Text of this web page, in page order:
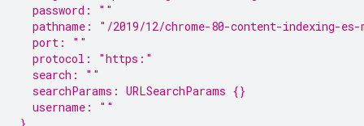
  password: ""
pathname: "/2019/12/chrome-80-content-indexing-
  port: ""
  protocol: "https:"
  search: ""
  searchParams: URLSearchParams {}
  username: ""